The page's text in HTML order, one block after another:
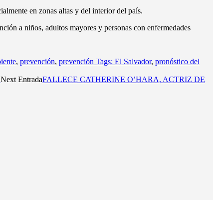
en zonas altas y del interior del país.
a niños, adultos mayores y personas con enfermedades
, prevención, prevención Tags: El Salvador, pronóstico del
Next EntradaFALLECE CATHERINE O’HARA, ACTRIZ DE